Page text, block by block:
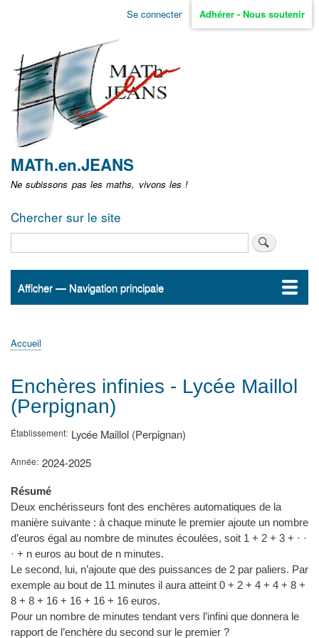
Aller
non
identifié
Se connecter Adhérer - Nous soutenir
MATh.en.JEANS
Ne subissons pas les maths, vivons les !
Chercher sur le site
Navigation
Afficher — Navigation principale
Accueil
ActualitésMATh.en.JEANS ?
Régions et Ateliers
Créer, gérer un atelier
Sujets/Publications
Congrès
d'Ariane
Accueil
Enchères infinies - Lycée Maillol
(Perpignan)
Établissement Lycée Maillol (Perpignan)
Année 2024-2025
Résumé
Deux enchérisseurs font des enchères automatiques de la
manière suivante : à chaque minute le premier ajoute un nombre
d’euros égal au nombre de minutes écoulées, soit 1 + 2 + 3 + · ·
· + n euros au bout de n minutes.
Le second, lui, n’ajoute que des puissances de 2 par paliers. Par
exemple au bout de 11 minutes il aura atteint 0 + 2 + 4 + 4 + 8 +
8 + 8 + 16 + 16 + 16 + 16 euros.
Pour un nombre de minutes tendant vers l’infini que donnera le
rapport de l’enchère du second sur le premier ?